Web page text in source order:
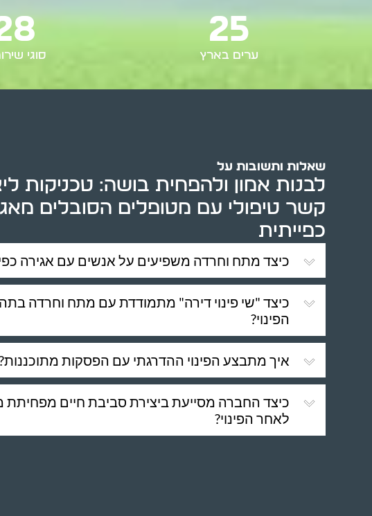
ערים בארץ
25
סוגי
שאלות ותשובות על
לבנות אמון ולהפחית בושה: טכניקות
קשר טיפולי עם מטופלים הסובלים
כפייתית
כיצד מתח וחרדה משפיעים על אנשים עם אגירה
כיצד "שי פינוי דירה" מתמודדת עם מתח וחרדה
הפינוי?
איך מתבצע הפינוי ההדרגתי עם הפסקות
כיצד החברה מסייעת ביצירת סביבת חיים
לאחר הפינוי?